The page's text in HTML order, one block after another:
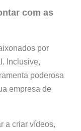
com as
por
Inclusive,
poderosa
empresa de
a criar vídeos,